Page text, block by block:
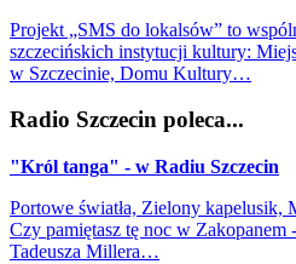
Projekt „SMS do lokalsów” to
szczecińskich instytucji kultury:
w Szczecinie, Domu Kultury…
Radio Szczecin poleca...
"Król tanga" - w Radiu Szczecin
Portowe światła, Zielony kapelusik,
Czy pamiętasz tę noc w
Tadeusza Millera…